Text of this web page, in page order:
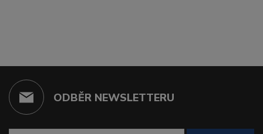
ODBĚR NEWSLETTERU